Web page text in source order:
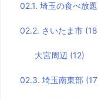
02.1. 埼玉の食べ放
02.2. さいたま市
大宮周辺 (12)
02.3. 埼玉南東部